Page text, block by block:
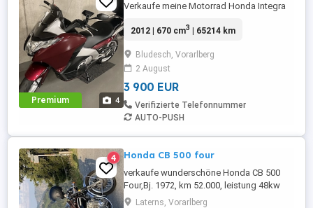
Premium 4
Verkaufe meine Motorrad Honda Integra
2012 | 670 cm3 | 65214 km
Bludesch, Vorarlberg
2 August
3 900 EUR
Verifizierte Telefonnummer
AUTO-PUSH
4 Honda CB 500 four
verkaufe wunderschöne Honda CB 500
Four,Bj. 1972, km 52.000, leistung 48kw
(65 PS) läuft einwandfrei.
Laterns, Vorarlberg